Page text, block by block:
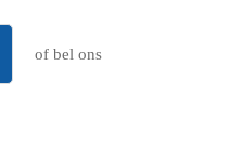
of bel ons